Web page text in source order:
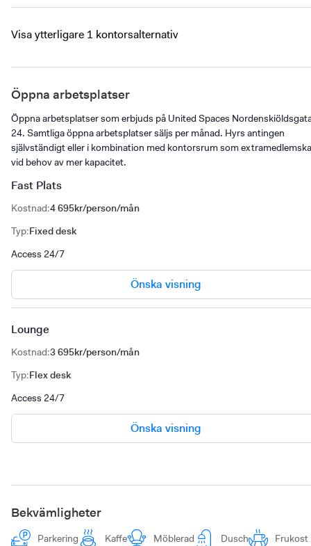
Visa ytterligare 1 kontorsalternativ
Öppna arbetsplatser
Öppna arbetsplatser som erbjuds på United Spaces
24. Samtliga öppna arbetsplatser säljs per månad. Hyrs antingen
självständigt eller i kombination med kontorsrum som
vid behov av mer kapacitet.
Fast Plats
Kostnad:4 695kr/person/mån
Typ:Fixed desk
Access 24/7
Önska visning
Lounge
Kostnad:3 695kr/person/mån
Typ:Flex desk
Access 24/7
Önska visning
Bekvämligheter
Parkering Kaffe Möblerad Dusch
Frukost